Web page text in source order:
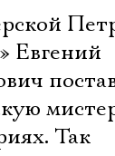
Евгений
Так